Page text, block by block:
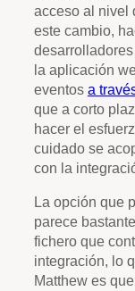
acceso al nivel
este cambio,
la aplicación
eventos a
que a corto
hacer el
cuidado se
con la
La opción que
parece
fichero que
integración, lo
Matthew es